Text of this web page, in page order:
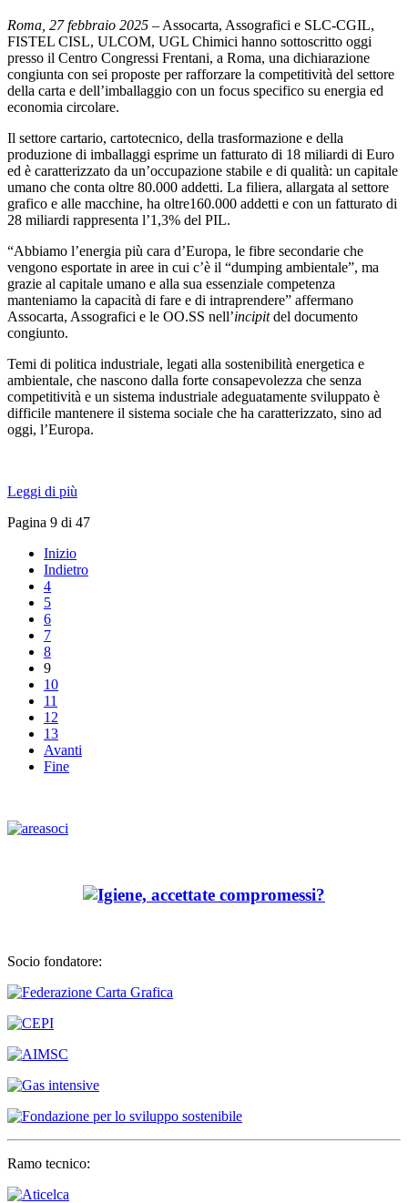
Roma, 27 febbraio 2025 – Assocarta, Assografici e SLC-CGIL,
FISTEL CISL, ULCOM, UGL Chimici hanno sottoscritto oggi
presso il Centro Congressi Frentani, a Roma, una dichiarazione
congiunta con sei proposte per rafforzare la competitività del settore
della carta e dell’imballaggio con un focus specifico su energia ed
economia circolare.
Il settore cartario, cartotecnico, della trasformazione e della
produzione di imballaggi esprime un fatturato di 18 miliardi di Euro
ed è caratterizzato da un’occupazione stabile e di qualità: un capitale
umano che conta oltre 80.000 addetti. La filiera, allargata al settore
grafico e alle macchine, ha oltre160.000 addetti e con un fatturato di
28 miliardi rappresenta l’1,3% del PIL.
“Abbiamo l’energia più cara d’Europa, le fibre secondarie che
vengono esportate in aree in cui c’è il “dumping ambientale”, ma
grazie al capitale umano e alla sua essenziale competenza
manteniamo la capacità di fare e di intraprendere” affermano
Assocarta, Assografici e le OO.SS nell’incipitdel documento
congiunto.
Temi di politica industriale, legati alla sostenibilità energetica e
ambientale, che nascono dalla forte consapevolezza che senza
competitività e un sistema industriale adeguatamente sviluppato è
difficile mantenere il sistema sociale che ha caratterizzato, sino ad
oggi, l’Europa.
Leggi di più
Pagina 9 di 47
Inizio
Indietro
4
5
6
7
8
9
10
11
12
13
Avanti
Fine
Socio fondatore:
Ramo tecnico: